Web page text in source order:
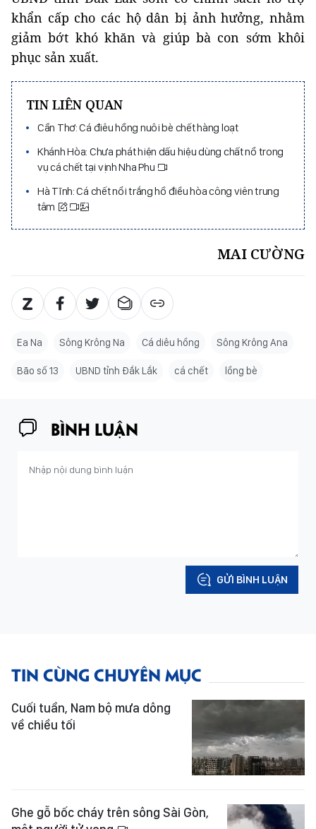
khẩn cấp cho các hộ dân bị ảnh hưởng, nhằm
giảm bớt khó khăn và giúp bà con sớm khôi
phục sản xuất.
TIN LIÊN QUAN
Cần Thơ: Cá điêu hồng nuôi bè chết hàng loạt
Khánh Hòa: Chưa phát hiện dấu hiệu dùng chất nổ trong
vụ cá chết tại vịnh Nha Phu
Hà Tĩnh: Cá chết nổi trắng hồ điều hòa công viên trung
tâm
MAI CƯỜNG
Ea Na Sông Krông Na Cá diêu hồng Sông Krông Ana
Bão số 13 UBND tỉnh Đắk Lắk cá chết lồng bè
BÌNH LUẬN
GỬI BÌNH LUẬN
TIN CÙNG CHUYÊN MỤC
Cuối tuần, Nam bộ mưa dông
về chiều tối
Ghe gỗ bốc cháy trên sông Sài Gòn,